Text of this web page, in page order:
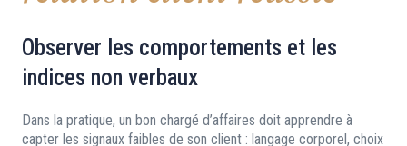
Observer les comportements et les
indices non verbaux
Dans la pratique, un bon chargé d’affaires doit apprendre à
capter les signaux faibles de son client : langage corporel, choix